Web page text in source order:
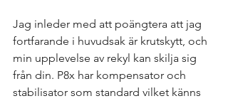
Jag inleder med att poängtera att jag
fortfarande i huvudsak är krutskytt, och
min upplevelse av rekyl kan skilja sig
från din. P8x har kompensator och
stabilisator som standard vilket känns